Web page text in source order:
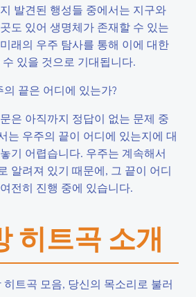
발견된 행성들 중에서는 지구와
도 있어 생명체가 존재할 수 있는
래의 우주 탐사를 통해 이에 대한
있을 것으로 기대됩니다.
끝은 어디에 있는가?
은 아직까지 정답이 없는 문제 중
는 우주의 끝이 어디에 있는지에 대
기 어렵습니다. 우주는 계속해서
알려져 있기 때문에, 그 끝이 어디
전히 진행 중에 있습니다.
히트곡 소개
히트곡 모음, 당신의 목소리로 불러